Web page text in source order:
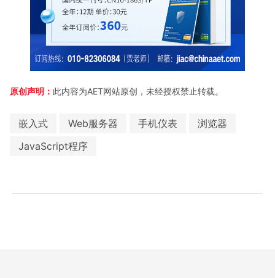
原创声明： 此内容为AET网站原创，未经授权禁止转载。
嵌入式 Web服务器 手机仪表
浏览器
JavaScript程序